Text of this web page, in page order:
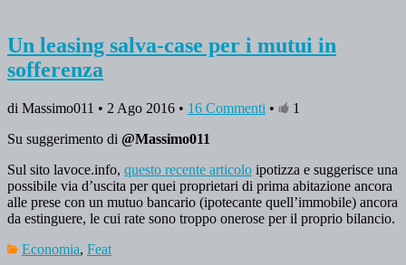
Un leasing salva-case per i mutui in
sofferenza
di Massimo011 • 2 Ago 2016 • 16 Commenti •
1
Su suggerimento di @Massimo011
Sul sito lavoce.info, questo recente articolo ipotizza e suggerisce una
possibile via d’uscita per quei proprietari di prima abitazione ancora
alle prese con un mutuo bancario (ipotecante quell’immobile) ancora
da estinguere, le cui rate sono troppo onerose per il proprio bilancio.
Economia, Feat